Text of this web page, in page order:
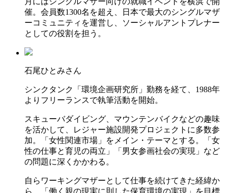
催。会員数1300名を超え、日本で最大のシングルマザ
ーコミュニティを運営し、ソーシャルアントプレナー
としての役割を担う。
石尾ひとみさん
シンクタンク「環境企画研究所」勤務を経て、1988年
よりフリーランスで執筆活動を開始。
スキューバダイビング、マウンテンバイクなどの趣味
を活かして、レジャー施設開発プロジェクトに多数参
加。「女性関連市場」をメイン・テーマとする。「女
性の仕事と育児の両立」「男女参画社会の実現」など
の問題に深くかかわる。
自らワーキングマザーとして仕事を続けてきた経緯か